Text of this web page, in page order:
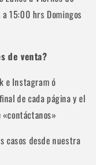
15:00 hrs Domingos
de venta?
e Instagram ó
de cada página y el
«contáctanos»
casos desde nuestra